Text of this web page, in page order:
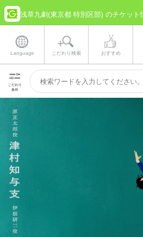
浅草九劇(東京都 特別区部) のチケット
Language こだわり検索 おすすめ
こだわり
条件